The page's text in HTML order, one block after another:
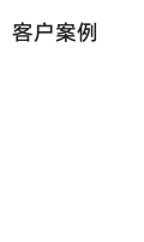
客户案例